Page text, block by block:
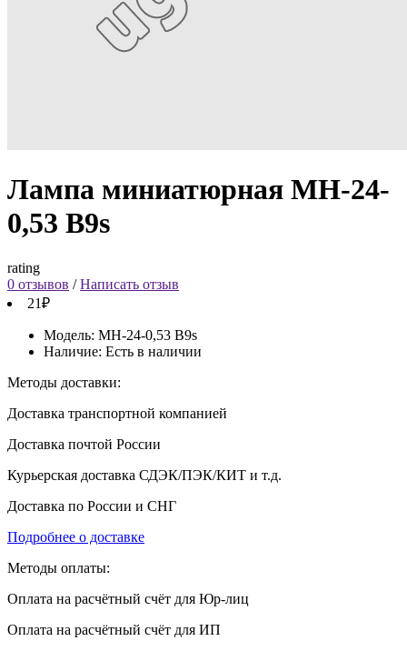
Лампа миниатюрная МН-24-
0,53 B9s
rating
0 отзывов /Написать отзыв
21₽
Модель: МН-24-0,53 B9s
Наличие: Есть в наличии
Методы доставки:
Доставка транспортной компанией
Доставка почтой России
Курьерская доставка СДЭК/ПЭК/КИТ и т.д.
Доставка по России и СНГ
Подробнее о доставке
Методы оплаты:
Оплата на расчётный счёт для Юр-лиц
Оплата на расчётный счёт для ИП